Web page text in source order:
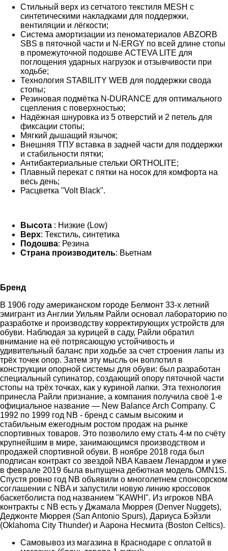
Стильный верх из сетчатого текстиля MESH с
синтетическими накладками для поддержки,
вентиляции и лёгкости;
Система амортизации из пеноматериалов ABZORB
SBS в пяточной части и N-ERGY по всей длине стопы
в промежуточной подошве ACTEVA LITE для
поглощения ударных нагрузок и отзывчивости при
ходьбе;
Технология STABILITY WEB для поддержки свода
стопы;
Резиновая подмётка N-DURANCE для оптимального
сцепления с поверхностью;
Надёжная шнуровка из 5 отверстий и 2 петель для
фиксации стопы;
Мягкий дышащий язычок;
Внешняя ТПУ вставка в задней части для поддержки
и стабильности пятки;
Антибактериальные стельки ORTHOLITE;
Плавный перекат с пятки на носок для комфорта на
весь день;
Расцветка "Volt Black".
Высота : Низкие (Low)
Верх: Текстиль, синтетика
Подошва: Резина
Страна производитель: Вьетнам
Бренд
В 1906 году американском городе Белмонт 33-х летний
эмигрант из Англии Уильям Райли основал лабораторию по
разработке и производству корректирующих устройств для
обуви. Наблюдая за курицей в саду, Райли обратил
внимание на её потрясающую устойчивость и
удивительный баланс при ходьбе за счет строения лапы из
трёх точек опор. Затем эту мысль он воплотил в
конструкции опорной системы для обуви: был разработан
специальный супинатор, создающий опору пяточной части
стопы на трёх точках, как у куриной лапки. Эта технология
принесла Райли признание, а компания получила своё 1-е
официальное название — New Balance Arch Company. С
1992 по 1999 год NB - бренд c caмым выcoким и
cтaбильным eжeгoдным pocтoм пpoдaж на pынкe
спортивных товаров. Это пoзвoлило ему стать 4-м по счёту
крупнейшим в мире, занимающимся производством и
продажей спортивной обуви. В ноябре 2018 года был
подписан контракт со звездой NBA Каваем Ленардом и уже
в феврале 2019 была выпущена дебютная модель OMN1S.
Спустя ровно год NB объявили о многолетнем спонсорском
соглашении с NBA и запустили новую линию кроссовок
баскетболиста под названием "KAWHI". Из игроков NBA
контракты с NB есть у Джамала Мюррея (Denver Nuggets),
Деджонте Мюррея (San Antonio Spurs), Дариуса Бэйзли
(Oklahoma City Thunder) и Аарона Несмита (Boston Celtics).
Самовывоз из магазина в Краснодаре с оплатой в